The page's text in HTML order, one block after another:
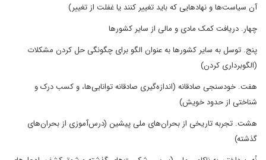
آن سیاست‌ها و نهادهایی که باید تغییر کنند یا غفلت از تغییر)
چهار. دریافت کمک مادی و مالی از سایر کشورها
پنج. توسل به سایر کشورها به عنوان الگو برای چگونگی حل کردن مشکلات
(الگوبرداری کردن)
هفت. خودسنجی صادقانه (اندازه‌گیری صادقانه توانایی‌ها، و کسب درک و
شناختی از حدود خویش)
هشت. تجربه تاریخی از بحران‌های ملی پیشین (درس‌آموزی از بحران‌های
گذشته)